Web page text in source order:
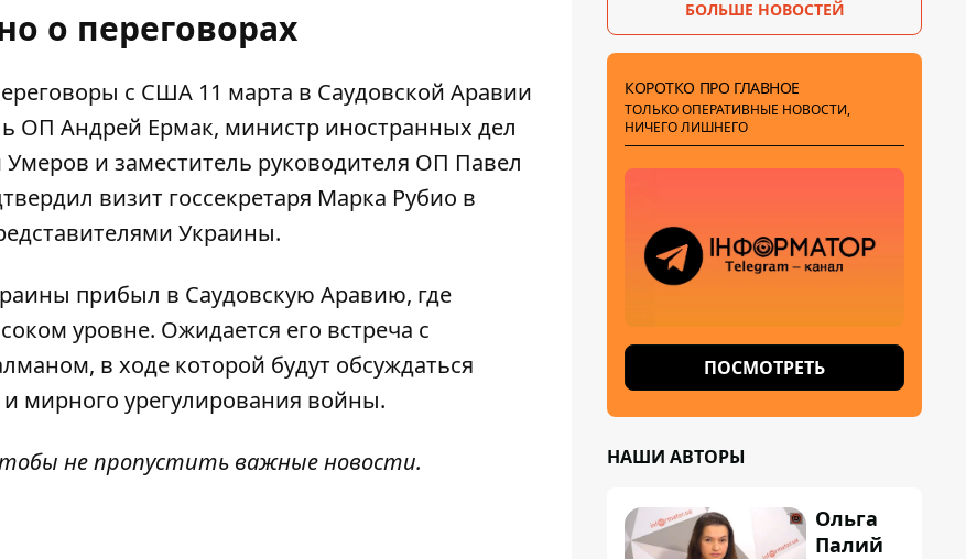
о переговорах
с США 11 марта в Саудовской Аравии
ОП Андрей Ермак, министр иностранных дел
и заместитель руководителя ОП Павел
визит госсекретаря Марка Рубио в
Украины.
прибыл в Саудовскую Аравию, где
уровне. Ожидается его встреча с
в ходе которой будут обсуждаться
мирного урегулирования войны.
не пропустить важные новости.
БОЛЬШЕ НОВОСТЕЙ
КОРОТКО ПРО ГЛАВНОЕ
ТОЛЬКО ОПЕРАТИВНЫЕ НОВОСТИ,
НИЧЕГО ЛИШНЕГО
ПОСМОТРЕТЬ
НАШИ АВТОРЫ
Ольга
Палий